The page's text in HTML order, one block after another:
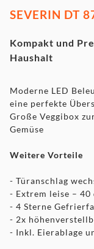
SEVERIN DT
Kompakt und
Haushalt
Moderne LED
eine perfekte
Große Veggibox
Gemüse
Weitere Vorteile
- Türanschlag
- Extrem leise – 40
- 4 Sterne
- 2x
- Inkl. Eierablage